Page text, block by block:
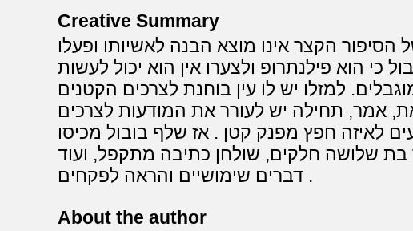
Creative Summary
הסיפור הקצר אינו מוצא הבנה לאשיותו ופעלו
הוא פילנתרופ ולצערו אין הוא יכול לעשות
למזלו יש לו עין בוחנת לצרכים הקטנים
אמר, תחילה יש לעורר את המודעות לצרכים
לאיזה חפץ מפנק קטן . אז שלף בובול מכיסו
שלושה חלקים, שולחן כתיבה מתקפל, ועוד
דברים שימושיים והראה לפקחים .
About the author